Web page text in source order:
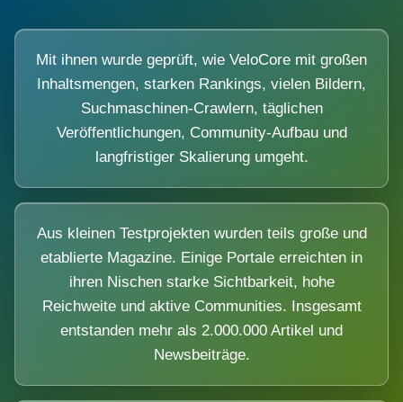
Mit ihnen wurde geprüft, wie VeloCore mit großen
Inhaltsmengen, starken Rankings, vielen Bildern,
Suchmaschinen-Crawlern, täglichen
Veröffentlichungen, Community-Aufbau und
langfristiger Skalierung umgeht.
Aus kleinen Testprojekten wurden teils große und
etablierte Magazine. Einige Portale erreichten in
ihren Nischen starke Sichtbarkeit, hohe
Reichweite und aktive Communities. Insgesamt
entstanden mehr als 2.000.000 Artikel und
Newsbeiträge.